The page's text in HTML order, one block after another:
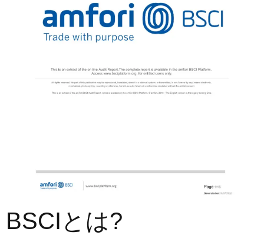
BSCIとは?